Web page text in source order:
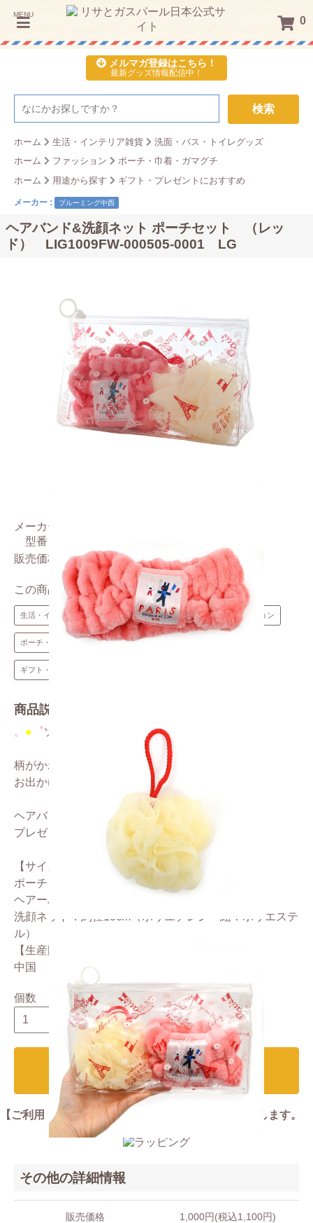
MENU 0
メルマガ登録はこちら！
最新グッズ情報配信中！
検索
ホーム 生活・インテリア雑貨
洗面・バス・トイレグッズ
ホーム
ファッション
ポーチ・巾着・ガマグチ
ホーム
用途から探す ギフト・プレゼントにおすすめ
メーカー : ブルーミング中西
ヘアバンド&洗顔ネット ポーチセット （レッ
ド） LIG1009FW-000505-0001 LG
メーカー
型番
販売価格
1,000円(税込1,100円)
この商品のキーワード
生活・インテリア雑貨 洗面・バス・トイレグッズ ファッション
ポーチ・巾着・ガマグチ 用途から探す
ギフト・プレゼントにおすすめ
商品説明
。 ● ゜ソフトな色合いの洗顔ネットセット
柄がかわいいクリアポーチ付き ♪
お出かけ先で可愛く使えます♪♪
ヘアバンドはふわふわで優しい触り心地
プレゼントにもおススメです ☆
【サイズ・素材】
ポーチ：約21×13×7cm(PVC)
ヘアーバンド：約9×20cm（ポリエステル）
洗顔ネット：約径10cm（ポリエチレン 紐：ポリエステ
ル）
【生産国】
中国
個数
カートに入れる
【ご利用・返品規約】ご注文前に必ずご確認お願いします。
その他の詳細情報
販売価格 1,000円(税込1,100円)